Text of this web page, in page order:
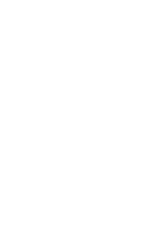
Más de 40
de Sevilla